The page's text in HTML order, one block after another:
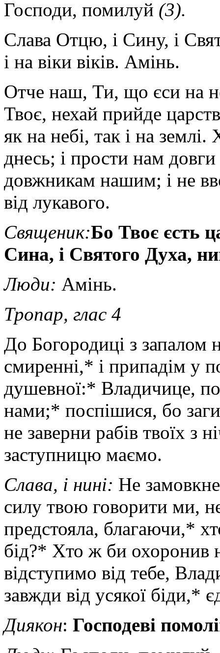
Господи, помилуй (3).
Слава Отцю, і Сину, і
і на віки віків. Амінь.
Отче наш, Ти, що єси на
Твоє, нехай прийде
як на небі, так і на
днесь; і прости нам
довжникам нашим; і не
від лукавого.
Священик:Бо Твоє єсть
Сина, і Святого Духа,
Люди: Амінь.
Тропар, глас 4
До Богородиці з запалом
смиренні,* і припадім у
душевної:* Владичице,
нами;* поспішися, бо
не заверни рабів твоїх з
заступницю маємо.
Слава, і нині: Не
силу твою говорити ми,
предстояла, благаючи,*
бід?* Хто ж би охоронив
відступимо від тебе,
завжди від усякої біди,*
Диякон: Господеві